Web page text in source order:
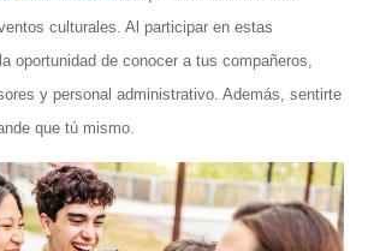
culturales. Al participar en estas
oportunidad de conocer a tus compañeros,
y personal administrativo. Además, sentirte
que tú mismo.